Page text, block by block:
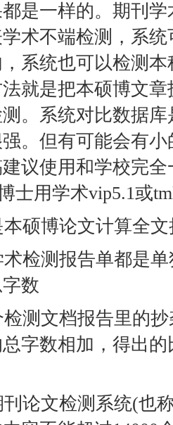
是一样的。期刊
术不端检测，系
系统也可以检测
就是把本硕博文
。系统对比数据
。但有可能会有
议使用和学校完
士用学术vip5.1或
博论文计算全文
测报告单都是单
数
文档报告里的抄
字数相加，得出
文检测系统(也称